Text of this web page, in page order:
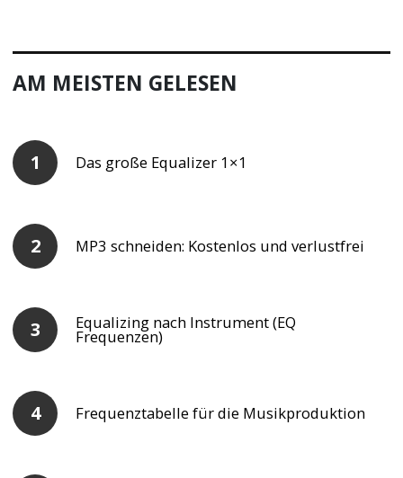
AM MEISTEN GELESEN
Das große Equalizer 1×1
MP3 schneiden: Kostenlos und verlustfrei
Equalizing nach Instrument (EQ
Frequenzen)
Frequenztabelle für die Musikproduktion